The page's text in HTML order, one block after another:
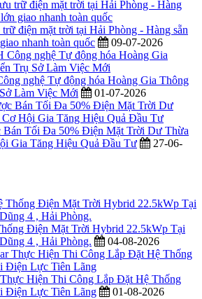
điện mặt trời tại Hải Phòng - Hàng sẵn
nhanh toàn quốc
09-07-2026
nghệ Tự động hóa Hoàng Gia Thông
Làm Việc Mới
01-07-2026
Tối Đa 50% Điện Mặt Trời Dư Thừa
Gia Tăng Hiệu Quả Đầu Tư
27-06-
Điện Mặt Trời Hybrid 22.5kWp Tại
4 , Hải Phòng.
04-08-2026
Hiện Thi Công Lắp Đặt Hệ Thống
Điện Lực Tiên Lãng
01-08-2026